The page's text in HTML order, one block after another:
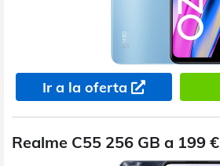
Ir a la oferta
Realme C55 256 GB a 199 €